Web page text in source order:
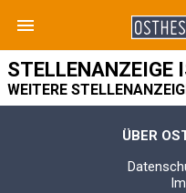
STELLENANZEIGE
WEITERE
ÜBER